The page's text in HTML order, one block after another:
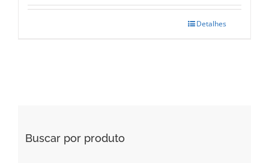
Detalhes
Buscar por produto